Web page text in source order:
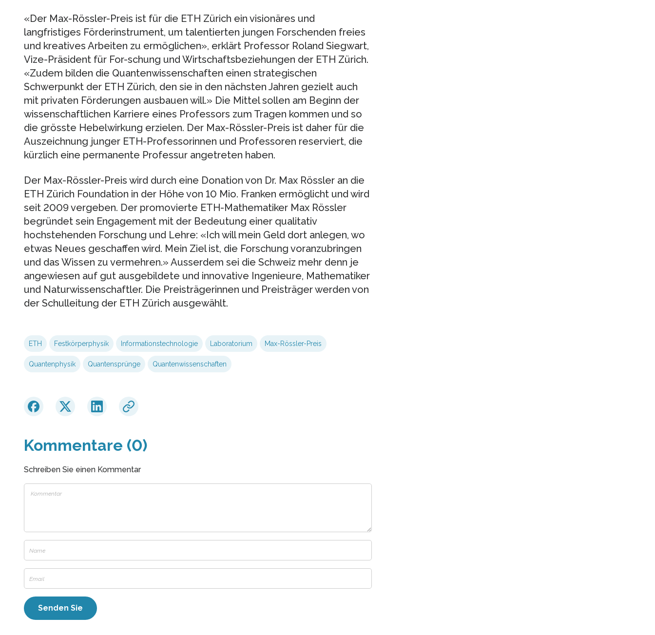
«Der Max-Rössler-Preis ist für die ETH Zürich ein visionäres und
langfristiges Förderinstrument, um talentierten jungen Forschenden freies
und kreatives Arbeiten zu ermöglichen», erklärt Professor Roland Siegwart,
Vize-Präsident für For-schung und Wirtschaftsbeziehungen der ETH Zürich.
«Zudem bilden die Quantenwissenschaften einen strategischen
Schwerpunkt der ETH Zürich, den sie in den nächsten Jahren gezielt auch
mit privaten Förderungen ausbauen will.» Die Mittel sollen am Beginn der
wissenschaftlichen Karriere eines Professors zum Tragen kommen und so
die grösste Hebelwirkung erzielen. Der Max-Rössler-Preis ist daher für die
Auszeichnung junger ETH-Professorinnen und Professoren reserviert, die
kürzlich eine permanente Professur angetreten haben.
Der Max-Rössler-Preis wird durch eine Donation von Dr. Max Rössler an die
ETH Zürich Foundation in der Höhe von 10 Mio. Franken ermöglicht und wird
seit 2009 vergeben. Der promovierte ETH-Mathematiker Max Rössler
begründet sein Engagement mit der Bedeutung einer qualitativ
hochstehenden Forschung und Lehre: «Ich will mein Geld dort anlegen, wo
etwas Neues geschaffen wird. Mein Ziel ist, die Forschung voranzubringen
und das Wissen zu vermehren.» Ausserdem sei die Schweiz mehr denn je
angewiesen auf gut ausgebildete und innovative Ingenieure, Mathematiker
und Naturwissenschaftler. Die Preisträgerinnen und Preisträger werden von
der Schulleitung der ETH Zürich ausgewählt.
ETH Festkörperphysik Informationstechnologie Laboratorium Max-Rössler-Preis
Quantenphysik Quantensprünge Quantenwissenschaften
Kommentare (0)
Schreiben Sie einen Kommentar